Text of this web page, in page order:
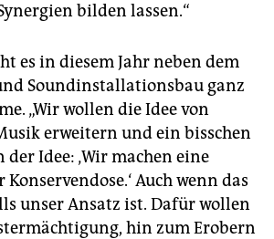
bilden lassen.“
es in diesem Jahr neben dem
Soundinstallationsbau ganz
„Wir wollen die Idee von
erweitern und ein bisschen
Idee: ‚Wir machen eine
Auch wenn das
unser Ansatz ist. Dafür wollen
hin zum Erobern